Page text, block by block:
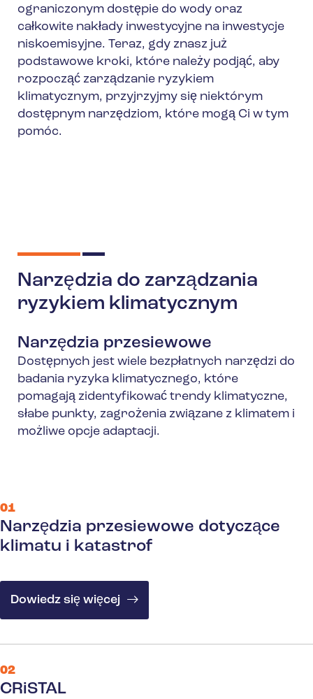
ograniczonym dostępie do wody oraz
całkowite nakłady inwestycyjne na inwestycje
niskoemisyjne. Teraz, gdy znasz już
podstawowe kroki, które należy podjąć, aby
rozpocząć zarządzanie ryzykiem
klimatycznym, przyjrzyjmy się niektórym
dostępnym narzędziom, które mogą Ci w tym
pomóc.
01
Narzędzia przesiewowe dotyczące
klimatu i katastrof
Dowiedz się więcej
02
CRiSTAL
Narzędzia do zarządzania
ryzykiem klimatycznym
Narzędzia przesiewowe
Dostępnych jest wiele bezpłatnych narzędzi do
badania ryzyka klimatycznego, które
pomagają zidentyfikować trendy klimatyczne,
słabe punkty, zagrożenia związane z klimatem i
możliwe opcje adaptacji.